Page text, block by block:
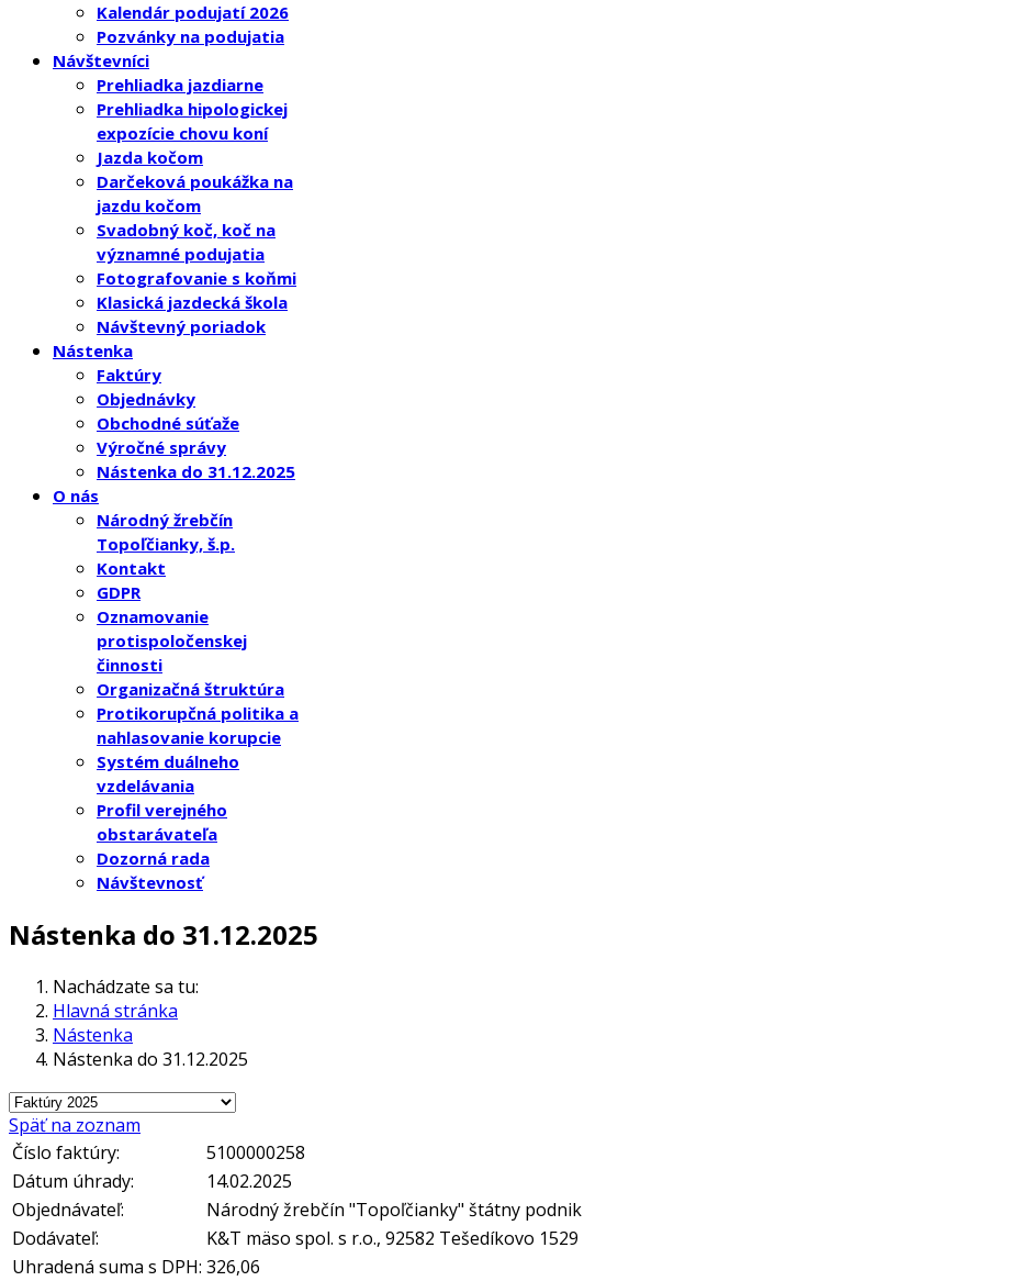
Kalendár podujatí 2026
Pozvánky na podujatia
Návštevníci
Prehliadka jazdiarne
Prehliadka hipologickej
expozície chovu koní
Jazda kočom
Darčeková poukážka na
jazdu kočom
Svadobný koč, koč na
významné podujatia
Fotografovanie s koňmi
Klasická jazdecká škola
Návštevný poriadok
Nástenka
Faktúry
Objednávky
Obchodné súťaže
Výročné správy
Nástenka do 31.12.2025
O nás
Národný žrebčín
Topoľčianky, š.p.
Kontakt
GDPR
Oznamovanie
protispoločenskej
činnosti
Organizačná štruktúra
Protikorupčná politika a
nahlasovanie korupcie
Systém duálneho
vzdelávania
Profil verejného
obstarávateľa
Dozorná rada
Návštevnosť
Nástenka do 31.12.2025
Nachádzate sa tu:
Hlavná stránka
Nástenka
Nástenka do 31.12.2025
Späť na zoznam
Číslo faktúry:
5100000258
Dátum úhrady:
14.02.2025
Objednávateľ:
Národný žrebčín "Topoľčianky" štátny podnik
Dodávateľ:
K&T mäso spol. s r.o., 92582 Tešedíkovo 1529
Uhradená suma s DPH: 326,06